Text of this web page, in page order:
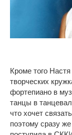
Кроме того
творческих
фортепиано в
танцы в
что хочет
поэтому сразу